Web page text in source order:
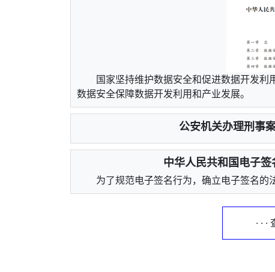
国家坚持维护数据安全和促进数据开发
数据安全保障数据开发利用和产业发展。
公安机关办理刑事
中华人民共和国电子
为了规范电子签名行为，确立电子签名的
· · ·